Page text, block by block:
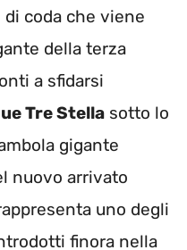
coda che viene
della terza
a sfidarsi
Tre Stella sotto lo
gigante
nuovo arrivato
uno degli
finora nella